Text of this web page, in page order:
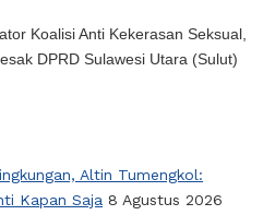
Koalisi Anti Kekerasan Seksual,
DPRD Sulawesi Utara (Sulut)
Altin Tumengkol:
Kapan Saja 8 Agustus 2026